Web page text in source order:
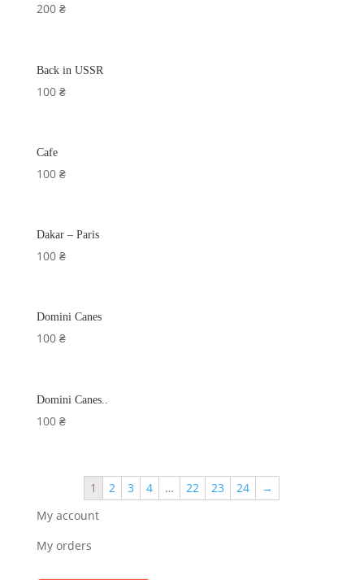
200 ₴
Back in USSR
100 ₴
Cafe
100 ₴
Dakar – Paris
100 ₴
Domini Canes
100 ₴
Domini Canes..
100 ₴
1 2 3 4 … 22 23 24
→
My account
My orders